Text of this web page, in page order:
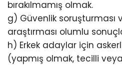
bırakılmamış olmak.
g) Güvenlik soruşturması
araştırması olumlu
h) Erkek adaylar için
(yapmış olmak, tecilli